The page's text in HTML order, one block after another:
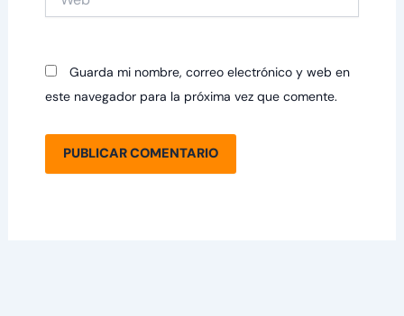
Guarda mi nombre, correo electrónico y web en
este navegador para la próxima vez que comente.